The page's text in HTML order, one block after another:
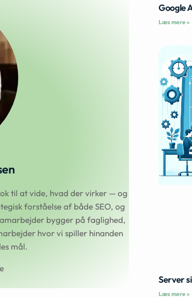
til at vide, hvad der virker — og
forståelse af både SEO, og
bygger på faglighed,
hvor vi spiller hinanden
mål.
Google
Læs mere »
Server
Læs mere »